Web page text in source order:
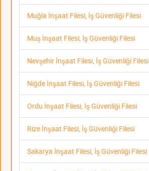
Muğla İnşaat Filesi, İş Güvenliği Filesi
Muş İnşaat Filesi, İş Güvenliği Filesi
Nevşehir İnşaat Filesi, İş Güvenliği Filesi
Niğde İnşaat Filesi, İş Güvenliği Filesi
Ordu İnşaat Filesi, İş Güvenliği Filesi
Rize İnşaat Filesi, İş Güvenliği Filesi
Sakarya İnşaat Filesi, İş Güvenliği Filesi